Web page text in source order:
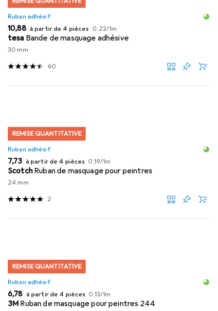
Ruban adhésif
EUR
10,88 à partir de 4 pièces EUR
0,22/1m
tesa Bande de masquage adhésive
30 mm
60
REMISE QUANTITATIVE
Ruban adhésif
EUR
7,73 à partir de 4 pièces EUR
0,19/1m
Scotch Ruban de masquage pour peintres
24 mm
2
REMISE QUANTITATIVE
Ruban adhésif
EUR
6,78 à partir de 4 pièces EUR
0,13/1m
3M Ruban de masquage pour peintres 244